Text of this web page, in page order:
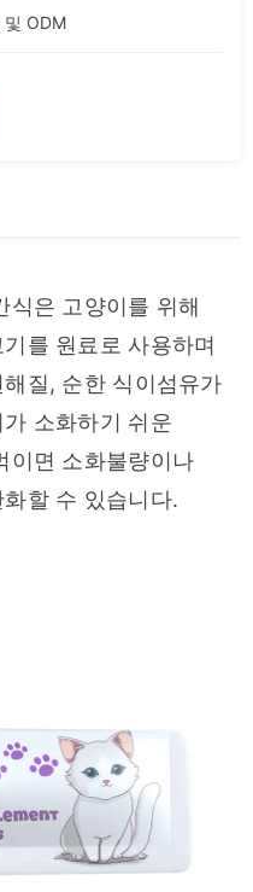
및 ODM
식은 고양이를 위해
를 원료로 사용하며
질, 순한 식이섬유가
소화하기 쉬운
이면 소화불량이나
할 수 있습니다.